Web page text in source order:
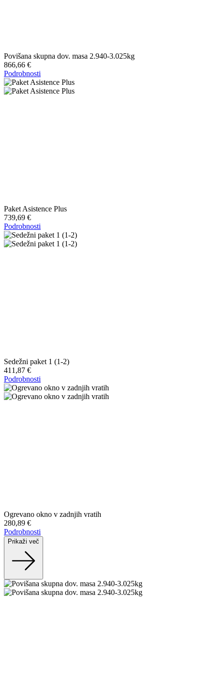
Povišana skupna dov. masa 2.940-3.025kg
866,66 €
Podrobnosti
Paket Asistence Plus
739,69 €
Podrobnosti
Sedežni paket 1 (1-2)
411,87 €
Podrobnosti
Ogrevano okno v zadnjih vratih
280,89 €
Podrobnosti
Prikaži več